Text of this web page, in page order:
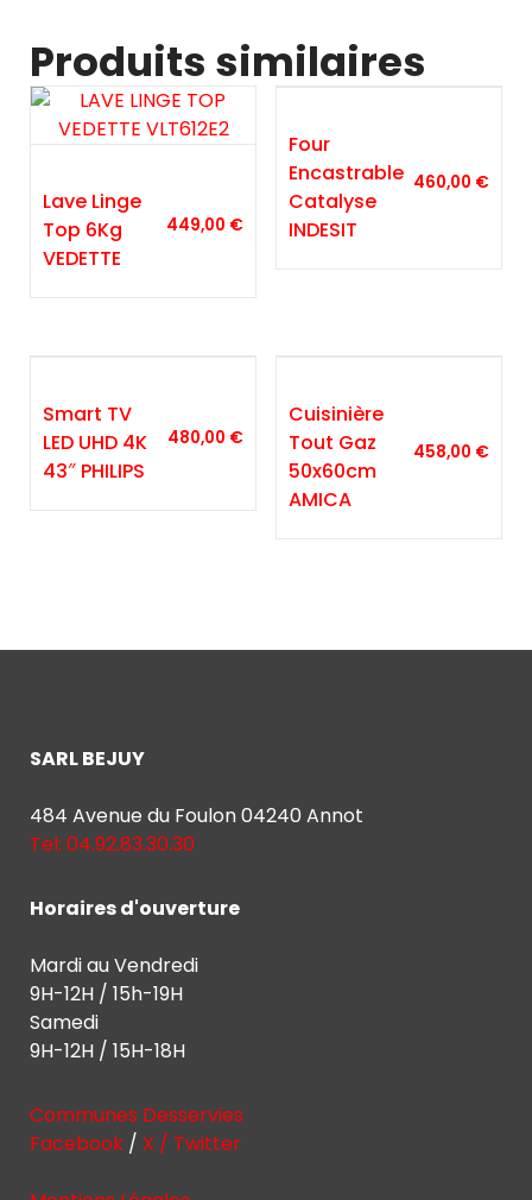
Produits similaires
Lave Linge
Top 6Kg
VEDETTE
449,00 €
Four
Encastrable
Catalyse
INDESIT
460,00 €
Smart TV
LED UHD 4K
43″ PHILIPS
480,00 €
Cuisinière
Tout Gaz
50x60cm
AMICA
458,00 €
SARL BEJUY
484 Avenue du Foulon 04240 Annot
Tel: 04.92.83.30.30
Horaires d'ouverture
Mardi au Vendredi
9H-12H / 15h-19H
Samedi
9H-12H / 15H-18H
Communes Desservies
Facebook / X / Twitter